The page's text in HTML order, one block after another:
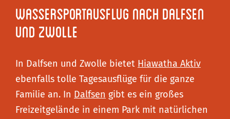
Wassersportausflug nach Dalfsen
und Zwolle
In Dalfsen und Zwolle bietet Hiawatha Aktiv
ebenfalls tolle Tagesausflüge für die ganze
Familie an. In Dalfsen gibt es ein großes
Freizeitgelände in einem Park mit natürlichen